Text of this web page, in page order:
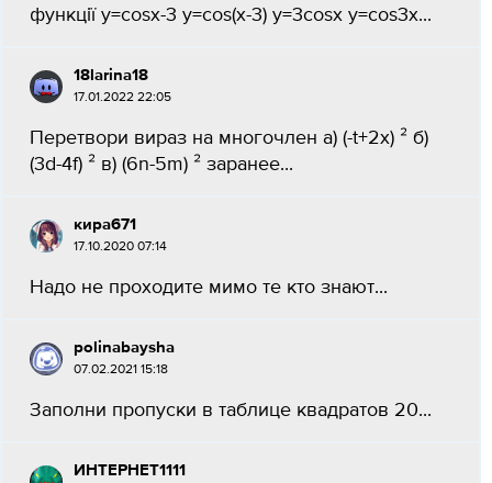
функції y=cosx-3 y=cos(x-3) y=3cosx y=cos3x...
18larina18
17.01.2022 22:05
Перетвори вираз на многочлен а) (-t+2x) ² б)
(3d-4f) ² в) (6n-5m) ² заранее...
кира671
17.10.2020 07:14
Надо не проходите мимо те кто знают...
polinabaysha
07.02.2021 15:18
Заполни пропуски в таблице квадратов 20...
ИНТЕРНЕТ1111